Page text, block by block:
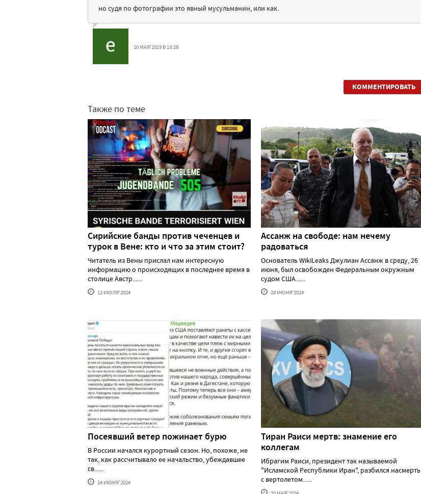
но судя по фотографии это явный мусульманин, или как.
10 МАЯ'2019 В 13:26
КОММЕНТИРОВАТЬ
Также по теме
Сирийские банды против чеченцев и
турок в Вене: кто и что за этим стоит?
Читатель из Вены прислал нам интересную
информацию о происходящих в последнее время в
столице Австр......
12 ИЮЛЯ'2024
Ассанж на свободе: нам нечему
радоваться
Основатель WikiLeaks Джулиан Ассанж в среду, 26
июня, был освобожден Федеральным окружным
судом США......
28 ИЮНЯ'2024
Посеявший ветер пожинает бурю
В России начался курортный сезон. Но, похоже, не
так, как рассчитывало ее начальство, убеждавшее
св......
24 ИЮНЯ'2024
Тиран Раиси мертв: знамение его
коллегам
Ибрагим Раиси, президент так называемой
"Исламской Республики Иран", разбился насмерть
с вертолетом......